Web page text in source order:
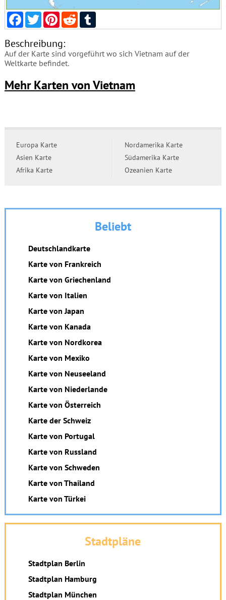
Facebook
TwitterPinterest
RedditTumblr
Beschreibung:
Auf der Karte sind vorgeführt wo sich Vietnam auf der
Weltkarte befindet.
Mehr Karten von Vietnam
Europa Karte
Asien Karte
Afrika Karte
Nordamerika Karte
Südamerika Karte
Ozeanien Karte
Beliebt
Deutschlandkarte
Karte von Frankreich
Karte von Griechenland
Karte von Italien
Karte von Japan
Karte von Kanada
Karte von Nordkorea
Karte von Mexiko
Karte von Neuseeland
Karte von Niederlande
Karte von Österreich
Karte der Schweiz
Karte von Portugal
Karte von Russland
Karte von Schweden
Karte von Thailand
Karte von Türkei
Stadtpläne
Stadtplan Berlin
Stadtplan Hamburg
Stadtplan München